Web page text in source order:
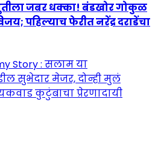
जबर धक्का! बंडखोर गोकुळ
पहिल्याच फेरीत नरेंद्र दराडेंचा